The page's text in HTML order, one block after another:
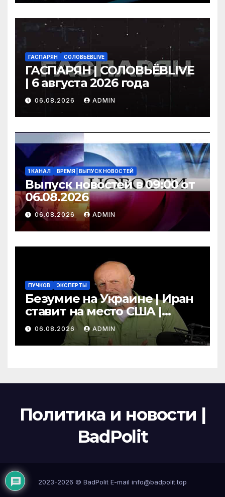
ГАСПАРЯН СОЛОВЬЁВLIVE
ГАСПАРЯН | СОЛОВЬЁВLIVE
| 6 августа 2026 года
06.08.2026 ADMIN
1 КАНАЛ ВРЕМЯ | ВЫПУСК НОВОСТЕЙ
Выпуск новостей в 09:00 от
06.08.2026
06.08.2026 ADMIN
ПУЧКОВ ЭКСПЕРТЫ
Безумие на Украине | Иран
ставит на место США |
Фильм «Одиссея»
шокировал Гомера | Гоблин
06.08.2026 ADMIN
Политика и новости |
BadPolit
2023-2026 © BadPolit E-mail info@badpolit.top